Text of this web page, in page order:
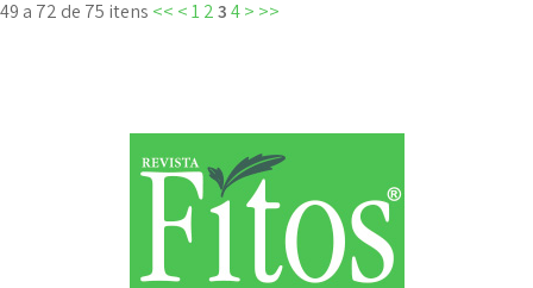
49 a 72 de 75 itens << <1234> >>